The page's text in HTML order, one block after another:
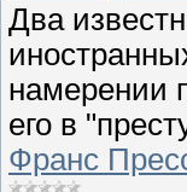
Два
намерении
его в
Франс